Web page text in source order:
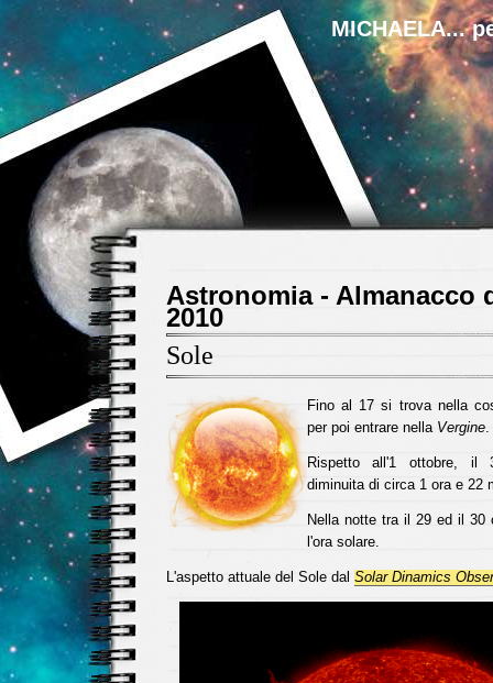
MICHAELA...
Astronomia - Almanacco
2010
Sole
Fino al 17 si trova nella
per poi entrare nella Vergine.
Rispetto all'1 ottobre, il
diminuita di circa 1 ora e 22
Nella notte tra il 29 ed il 30
l'ora solare.
L'aspetto attuale del Sole dal Solar Dinamics